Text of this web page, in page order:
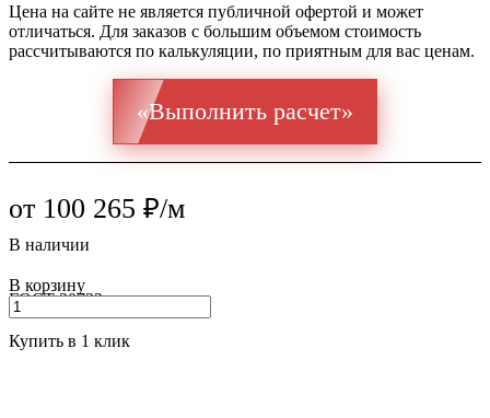
ГОСТ 30732
Цена на сайте не является публичной офертой и может
отличаться. Для заказов с большим объемом стоимость
рассчитываются по калькуляции, по приятным для вас ценам.
«Выполнить расчет»
от 100 265 ₽/м
В наличии
В корзину
Купить в 1 клик